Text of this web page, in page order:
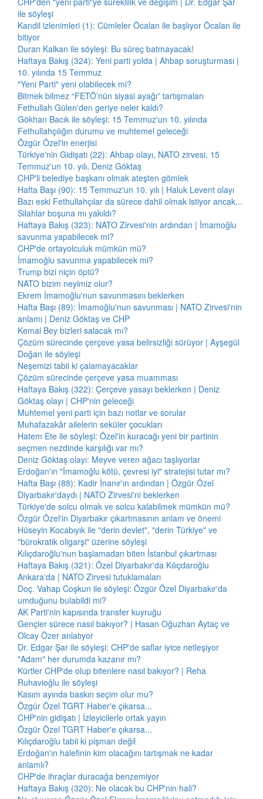
ile söyleşi
Kandil izlenimleri (1): Cümleler Öcalan ile başlıyor Öcalan ile
bitiyor
Duran Kalkan ile söyleşi: Bu süreç batmayacak!
Haftaya Bakış (324): Yeni parti yolda | Ahbap soruşturması |
10. yılında 15 Temmuz
"Yeni Parti" yeni olabilecek mi?
Bitmek bilmez “FETÖ’nün siyasi ayağı” tartışmaları
Fethullah Gülen'den geriye neler kaldı?
Gökhan Bacık ile söyleşi: 15 Temmuz'un 10. yılında
Fethullahçılığın durumu ve muhtemel geleceği
Özgür Özel'in enerjisi
Türkiye'nin Gidişatı (22): Ahbap olayı, NATO zirvesi, 15
Temmuz'un 10. yılı, Deniz Göktaş
CHP'li belediye başkanı olmak ateşten gömlek
Hafta Başı (90): 15 Temmuz'un 10. yılı | Haluk Levent olayı
Bazı eski Fethullahçılar da sürece dahil olmak istiyor ancak...
Silahlar boşuna mı yakıldı?
Haftaya Bakış (323): NATO Zirvesi'nin ardından | İmamoğlu
savunma yapabilecek mi?
CHP'de ortayolculuk mümkün mü?
İmamoğlu savunma yapabilecek mi?
Trump bizi niçin öptü?
NATO bizim neyimiz olur?
Ekrem İmamoğlu'nun savunmasını beklerken
Hafta Başı (89): İmamoğlu'nun savunması | NATO Zirvesi'nin
anlamı | Deniz Göktaş ve CHP
Kemal Bey bizleri salacak mı?
Çözüm sürecinde çerçeve yasa belirsizliği sürüyor | Ayşegül
Doğan ile söyleşi
Neşemizi tabii ki çalamayacaklar
Çözüm sürecinde çerçeve yasa muamması
Haftaya Bakış (322): Çerçeve yasayı beklerken | Deniz
Göktaş olayı | CHP'nin geleceği
Muhtemel yeni parti için bazı notlar ve sorular
Muhafazakâr ailelerin seküler çocukları
Hatem Ete ile söyleşi: Özel'in kuracağı yeni bir partinin
seçmen nezdinde karşılığı var mı?
Deniz Göktaş olayı: Meyve veren ağacı taşlıyorlar
Erdoğan'ın "İmamoğlu kötü, çevresi iyi" stratejisi tutar mı?
Hafta Başı (88): Kadir İnanır'ın ardından | Özgür Özel
Diyarbakır'daydı | NATO Zirvesi'ni beklerken
Türkiye'de solcu olmak ve solcu kalabilmek mümkün mü?
Özgür Özel'in Diyarbakır çıkartmasının anlam ve önemi
Hüseyin Kocabıyık ile "derin devlet", "derin Türkiye" ve
"bürokratik oligarşi" üzerine söyleşi
Kılıçdaroğlu'nun başlamadan biten İstanbul çıkartması
Haftaya Bakış (321): Özel Diyarbakır'da Kılıçdaroğlu
Ankara'da | NATO Zirvesi tutuklamaları
Doç. Vahap Coşkun ile söyleşi: Özgür Özel Diyarbakır'da
umduğunu bulabildi mi?
AK Parti'nin kapısında transfer kuyruğu
Gençler sürece nasıl bakıyor? | Hasan Oğuzhan Aytaç ve
Olcay Özer anlatıyor
Dr. Edgar Şar ile söyleşi: CHP'de saflar iyice netleşiyor
"Adam" her durumda kazanır mı?
Kürtler CHP'de olup bitenlere nasıl bakıyor? | Reha
Ruhavioğlu ile söyleşi
Kasım ayında baskın seçim olur mu?
Özgür Özel TGRT Haber'e çıkarsa...
CHP'nin gidişatı | İzleyicilerle ortak yayın
Özgür Özel TGRT Haber'e çıkarsa...
Kılıçdaroğlu tabii ki pişman değil
Erdoğan'ın halefinin kim olacağını tartışmak ne kadar
anlamlı?
CHP'de ihraçlar duracağa benzemiyor
Haftaya Bakış (320): Ne olacak bu CHP'nin hali?